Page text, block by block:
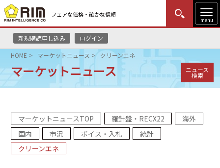
フェアな価格・確かな信頼
menu
新規購読申し込み ログイン
MENU
はじめての方
HOME
リムレポート
メソドロジー
HOME マーケットニュース クリーンエネ
マーケットニュース ニュース
検索
マーケットニュースTOP 羅針盤・RECX22
海外
国内
市況 ボイス・入札
統計
クリーンエネ